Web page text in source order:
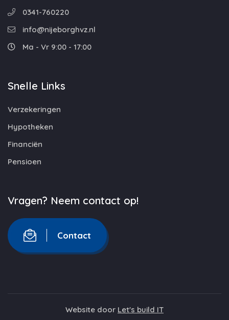
0341-760220
info@nijeborghvz.nl
Ma - Vr 9:00 - 17:00
Snelle Links
Verzekeringen
Hypotheken
Financiën
Pensioen
Vragen? Neem contact op!
Contact
Website door Let's build IT